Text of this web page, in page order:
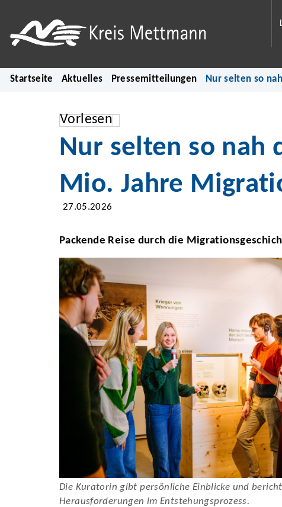
Startseite Aktuelles Pressemitteilungen Nur selten so
Vorlesen
Nur selten so nah
Mio. Jahre
27.05.2026
Packende Reise durch die
Die Kuratorin gibt persönliche Einblicke und
Herausforderungen im Entstehungsprozess.